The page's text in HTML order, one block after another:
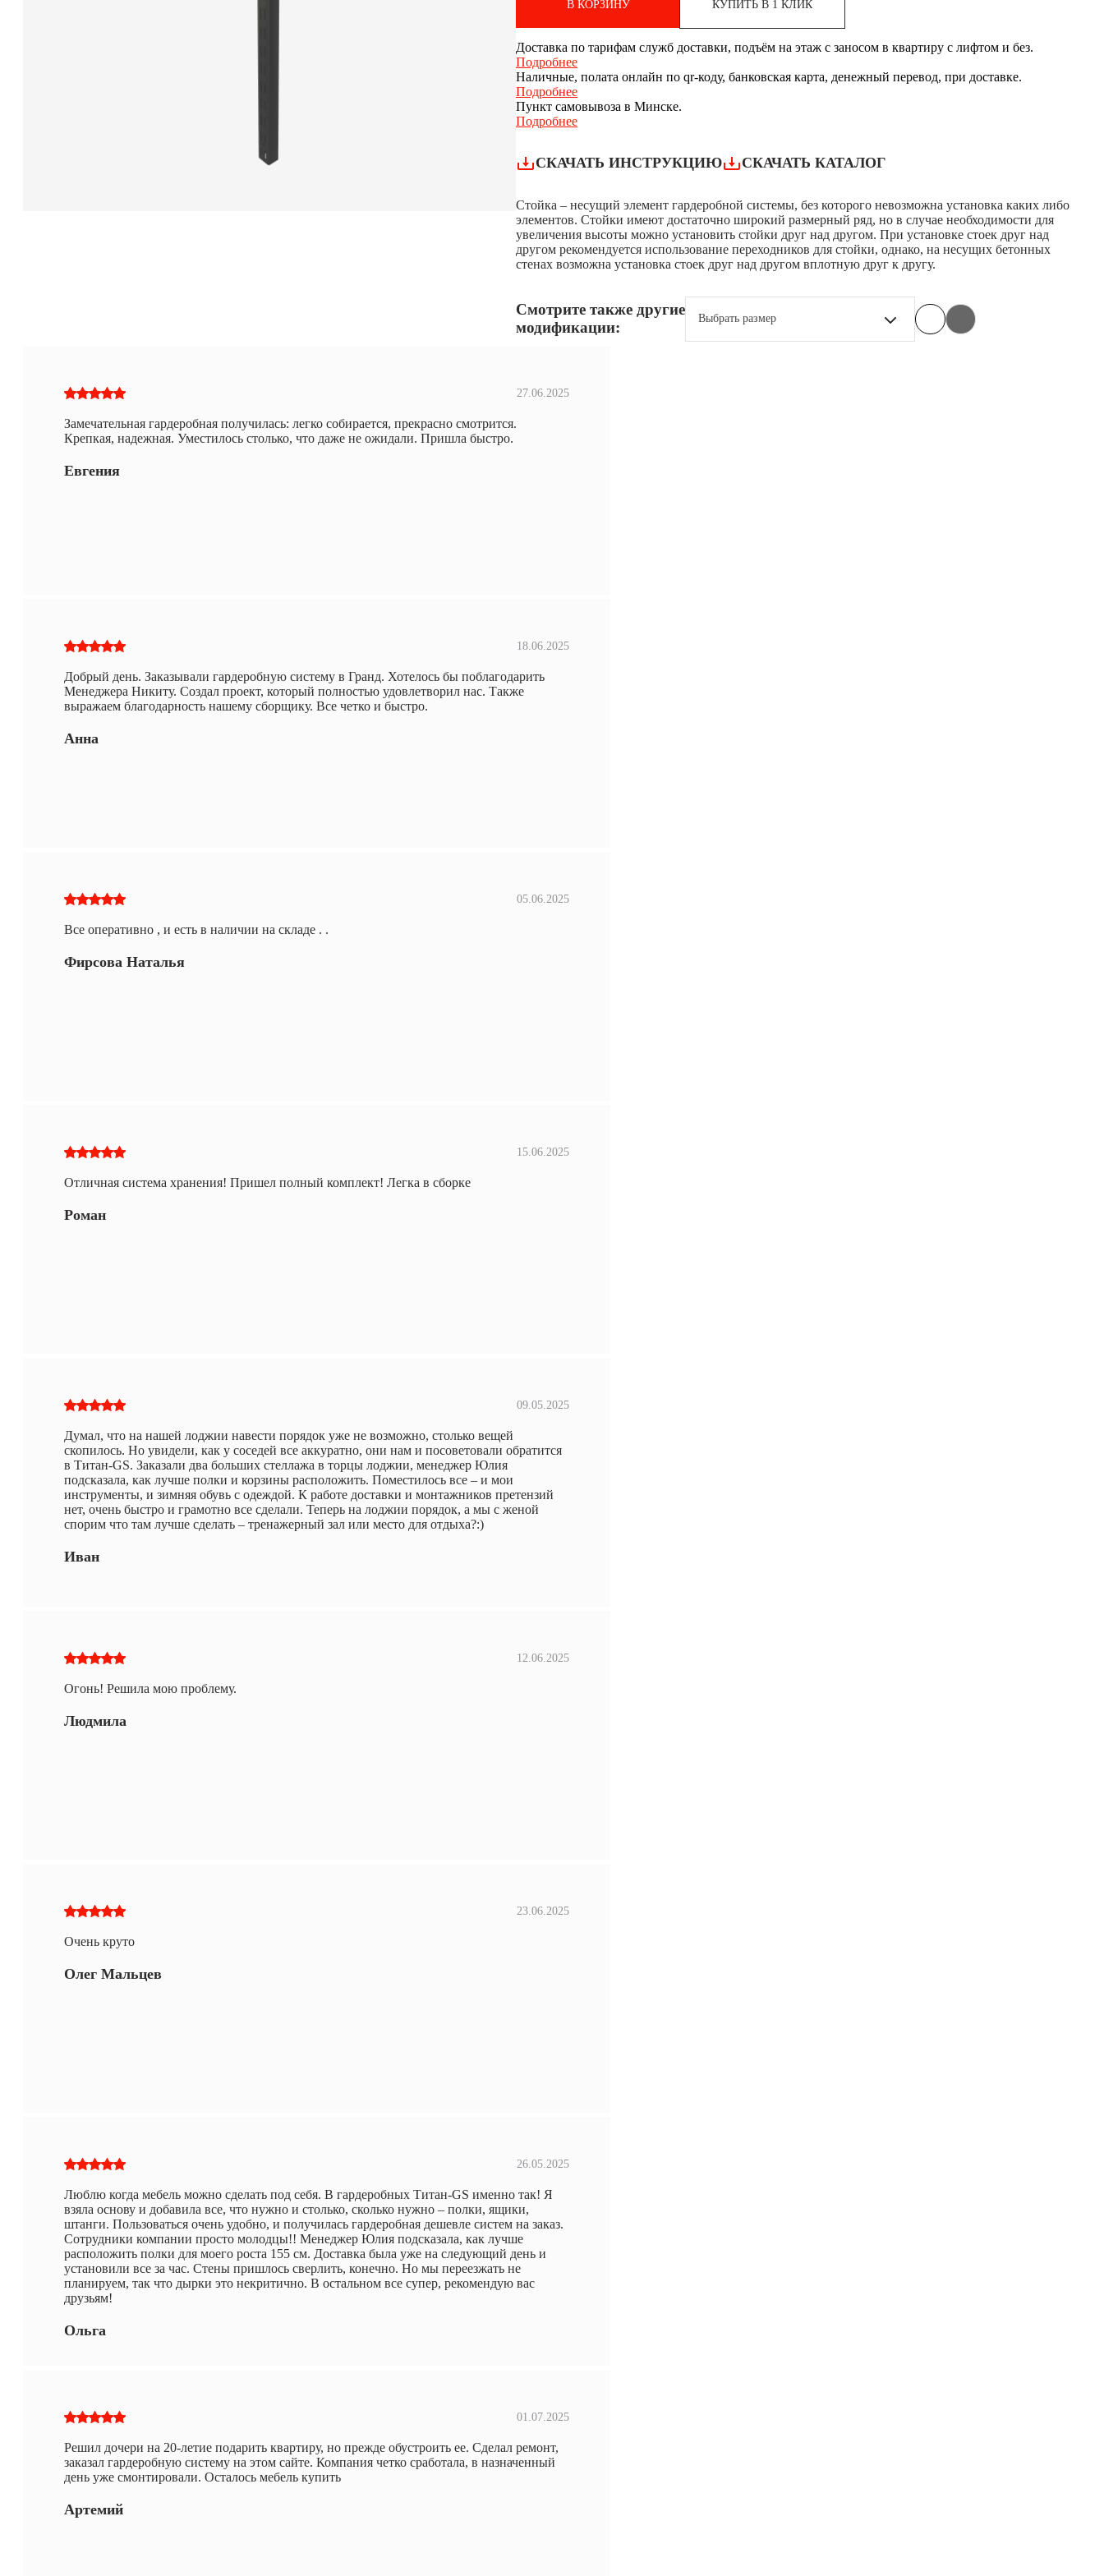
В КОРЗИНУ КУПИТЬ В 1 КЛИК
Доставка по тарифам служб доставки, подъём на этаж с заносом в квартиру с лифтом и без.
Подробнее
Наличные, полата онлайн по qr-коду, банковская карта, денежный перевод, при доставке.
Подробнее
Пункт самовывоза в Минске.
Подробнее
СКАЧАТЬ ИНСТРУКЦИЮ СКАЧАТЬ КАТАЛОГ
Стойка – несущий элемент гардеробной системы, без которого невозможна установка каких либо
элементов. Стойки имеют достаточно широкий размерный ряд, но в случае необходимости для
увеличения высоты можно установить стойки друг над другом. При установке стоек друг над
другом рекомендуется использование переходников для стойки, однако, на несущих бетонных
стенах возможна установка стоек друг над другом вплотную друг к другу.
Смотрите также другие
модификации:
Выбрать размер
27.06.2025
Замечательная гардеробная получилась: легко собирается, прекрасно смотрится.
Крепкая, надежная. Уместилось столько, что даже не ожидали. Пришла быстро.
Евгения
18.06.2025
Добрый день. Заказывали гардеробную систему в Гранд. Хотелось бы поблагодарить
Менеджера Никиту. Создал проект, который полностью удовлетворил нас. Также
выражаем благодарность нашему сборщику. Все четко и быстро.
Анна
05.06.2025
Все оперативно , и есть в наличии на складе . .
Фирсова Наталья
15.06.2025
Отличная система хранения! Пришел полный комплект! Легка в сборке
Роман
09.05.2025
Думал, что на нашей лоджии навести порядок уже не возможно, столько вещей
скопилось. Но увидели, как у соседей все аккуратно, они нам и посоветовали обратится
в Титан-GS. Заказали два больших стеллажа в торцы лоджии, менеджер Юлия
подсказала, как лучше полки и корзины расположить. Поместилось все – и мои
инструменты, и зимняя обувь с одеждой. К работе доставки и монтажников претензий
нет, очень быстро и грамотно все сделали. Теперь на лоджии порядок, а мы с женой
спорим что там лучше сделать – тренажерный зал или место для отдыха?:)
Иван
12.06.2025
Огонь! Решила мою проблему.
Людмила
23.06.2025
Очень круто
Олег Мальцев
26.05.2025
Люблю когда мебель можно сделать под себя. В гардеробных Титан-GS именно так! Я
взяла основу и добавила все, что нужно и столько, сколько нужно – полки, ящики,
штанги. Пользоваться очень удобно, и получилась гардеробная дешевле систем на заказ.
Сотрудники компании просто молодцы!! Менеджер Юлия подсказала, как лучше
расположить полки для моего роста 155 см. Доставка была уже на следующий день и
установили все за час. Стены пришлось сверлить, конечно. Но мы переезжать не
планируем, так что дырки это некритично. В остальном все супер, рекомендую вас
друзьям!
Ольга
01.07.2025
Решил дочери на 20-летие подарить квартиру, но прежде обустроить ее. Сделал ремонт,
заказал гардеробную систему на этом сайте. Компания четко сработала, в назначенный
день уже смонтировали. Осталось мебель купить
Артемий